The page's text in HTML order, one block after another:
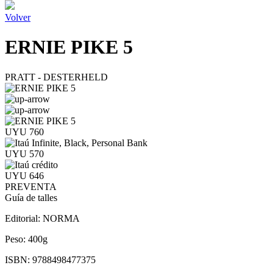
Volver
ERNIE PIKE 5
PRATT - DESTERHELD
UYU 760
UYU 570
UYU 646
PREVENTA
Guía de talles
Editorial: NORMA
Peso: 400g
ISBN: 9788498477375